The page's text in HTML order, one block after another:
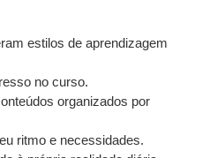
estilos de aprendizagem
no curso.
organizados por
ritmo e necessidades.